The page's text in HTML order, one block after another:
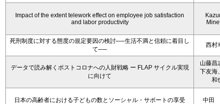
Impact of the extent telework effect on employee job satisfaction
and labor productivity
死刑制度に対する態度の規定要因の検討──生活不満と信頼に着目し
て──
西村
データで読み解くポストコロナへの人財戦略 ー FLAP サイクル実現
に向けて
山藤昌
下友海
和
日本の高齢者における子どもの数とソーシャル・サポートの享受 中田